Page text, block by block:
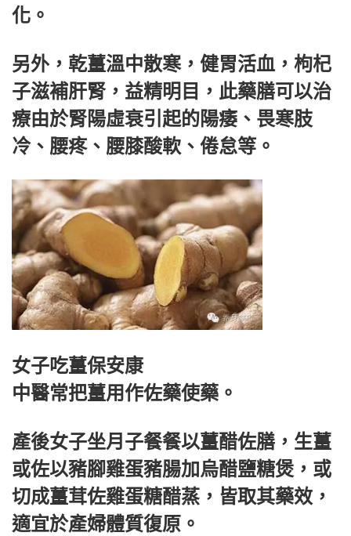
化。
另外，乾薑溫中散寒，健胃活血，枸杞
子滋補肝腎，益精明目，此藥膳可以治
療由於腎陽虛衰引起的陽痿、畏寒肢
冷、腰疼、腰膝酸軟、倦怠等。
女子吃薑保安康
中醫常把薑用作佐藥使藥。
產後女子坐月子餐餐以薑醋佐膳，生薑
或佐以豬腳雞蛋豬腸加烏醋鹽糖煲，或
切成薑茸佐雞蛋糖醋蒸，皆取其藥效，
適宜於產婦體質復原。